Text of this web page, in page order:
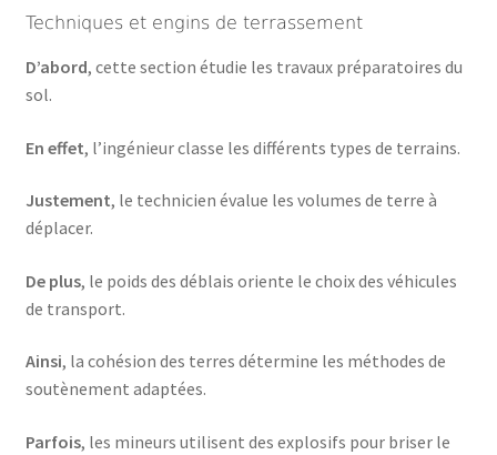
Techniques et engins de terrassement
D’abord, cette section étudie les travaux préparatoires du
sol.
En effet, l’ingénieur classe les différents types de terrains.
Justement, le technicien évalue les volumes de terre à
déplacer.
De plus, le poids des déblais oriente le choix des véhicules
de transport.
Ainsi, la cohésion des terres détermine les méthodes de
soutènement adaptées.
Parfois, les mineurs utilisent des explosifs pour briser le